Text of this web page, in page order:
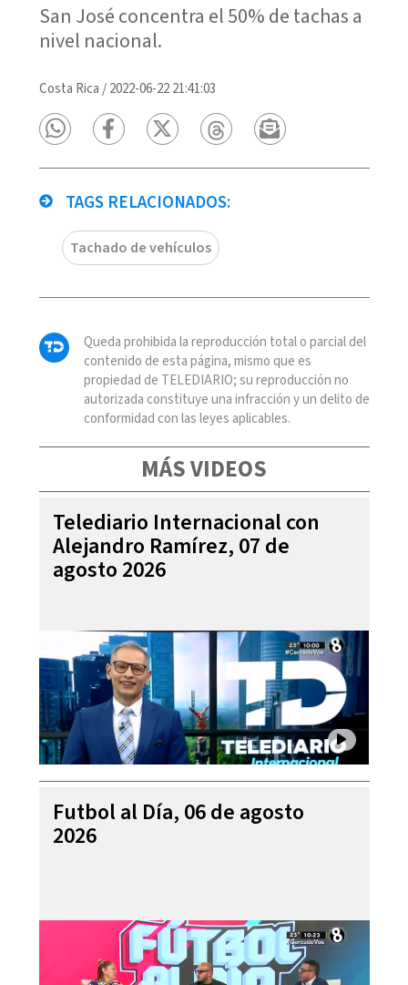
San José concentra el 50% de tachas a
nivel nacional.
Costa Rica /2022-06-22 21:41:03
TAGS RELACIONADOS:
Tachado de vehículos
Queda prohibida la reproducción total o parcial del
contenido de esta página, mismo que es
propiedad de TELEDIARIO; su reproducción no
autorizada constituye una infracción y un delito de
conformidad con las leyes aplicables.
MÁS VIDEOS
Telediario Internacional con
Alejandro Ramírez, 07 de
agosto 2026
Futbol al Día, 06 de agosto
2026